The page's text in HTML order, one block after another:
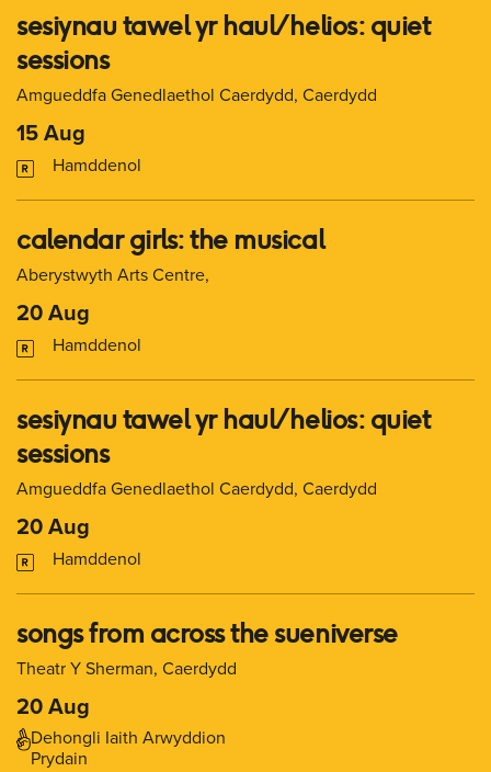
sesiynau tawel yr haul/ helios: quiet
sessions
Amgueddfa Genedlaethol Caerdydd, Caerdydd
15 Aug
Hamddenol
calendar girls: the musical
Aberystwyth Arts Centre,
20 Aug
Hamddenol
sesiynau tawel yr haul/ helios: quiet
sessions
Amgueddfa Genedlaethol Caerdydd, Caerdydd
20 Aug
Hamddenol
songs from across the sueniverse
Theatr Y Sherman, Caerdydd
20 Aug
Dehongli Iaith Arwyddion
Prydain